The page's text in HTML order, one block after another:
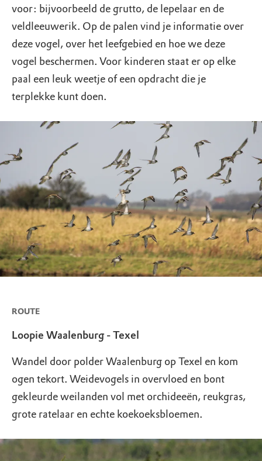
voor: bijvoorbeeld de grutto, de lepelaar en de
veldleeuwerik. Op de palen vind je informatie over
deze vogel, over het leefgebied en hoe we deze
vogel beschermen. Voor kinderen staat er op elke
paal een leuk weetje of een opdracht die je
terplekke kunt doen.
ROUTE
Loopie Waalenburg - Texel
Wandel door polder Waalenburg op Texel en kom
ogen tekort. Weidevogels in overvloed en bont
gekleurde weilanden vol met orchideeën, reukgras,
grote ratelaar en echte koekoeksbloemen.